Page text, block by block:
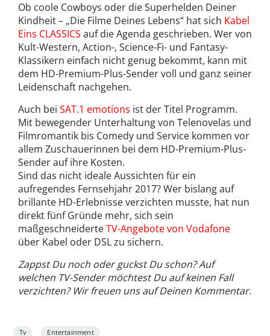
Ob coole Cowboys oder die Superhelden Deiner
Kindheit – „Die Filme Deines Lebens“ hat sich Kabel
Eins CLASSICS auf die Agenda geschrieben. Wer von
Kult-Western, Action-, Science-Fi- und Fantasy-
Klassikern einfach nicht genug bekommt, kann mit
dem HD-Premium-Plus-Sender voll und ganz seiner
Leidenschaft nachgehen.
Auch bei SAT.1 emotions ist der Titel Programm.
Mit bewegender Unterhaltung von Telenovelas und
Filmromantik bis Comedy und Service kommen vor
allem Zuschauerinnen bei dem HD-Premium-Plus-
Sender auf ihre Kosten.
Sind das nicht ideale Aussichten für ein
aufregendes Fernsehjahr 2017? Wer bislang auf
brillante HD-Erlebnisse verzichten musste, hat nun
direkt fünf Gründe mehr, sich sein
maßgeschneiderteTV-Angebote von Vodafone
über Kabel oder DSL zu sichern.
Zappst Du noch oder guckst Du schon? Auf
welchen TV-Sender möchtest Du auf keinen Fall
verzichten? Wir freuen uns auf Deinen Kommentar.
Tv Entertainment